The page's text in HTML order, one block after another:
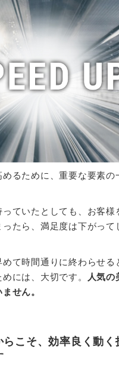
るために、重要な要素の
ていたとしても、お客様
たら、満足度は下がって
て時間通りに終わらせる
には、大切です。
人気の
せん。
らこそ、効率良く動く